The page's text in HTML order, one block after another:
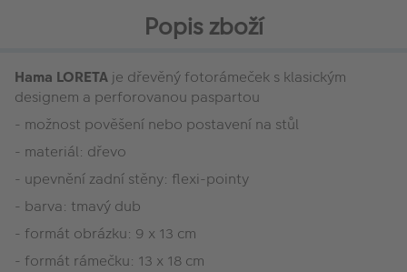
Popis zboží
Hama LORETA je dřevěný fotorámeček s klasickým
designem a perforovanou paspartou
- možnost pověšení nebo postavení na stůl
- materiál: dřevo
- upevnění zadní stěny: flexi-pointy
- barva: tmavý dub
- formát obrázku: 9 x 13 cm
- formát rámečku: 13 x 18 cm